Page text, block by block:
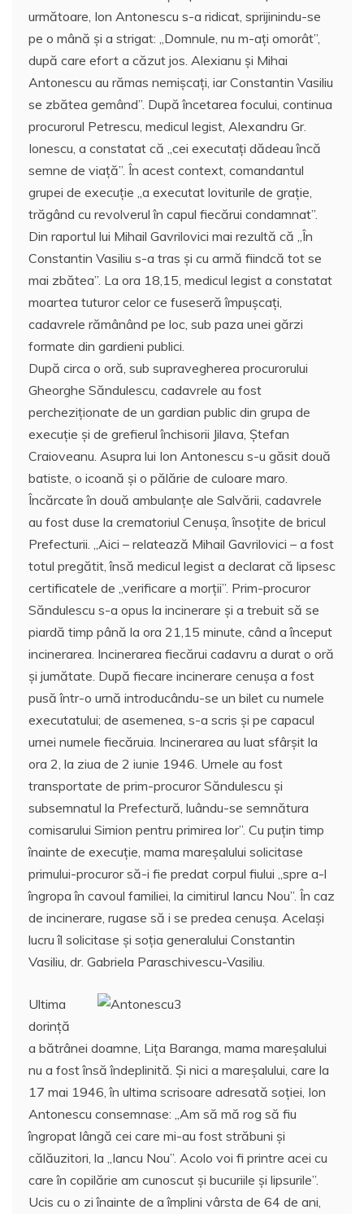
următoare, Ion Antonescu s-a ridicat, sprijinindu-se
pe o mână şi a strigat: ,,Domnule, nu m-aţi omorât”,
după care efort a căzut jos. Alexianu şi Mihai
Antonescu au rămas nemişcaţi, iar Constantin Vasiliu
se zbătea gemând”. După încetarea focului, continua
procurorul Petrescu, medicul legist, Alexandru Gr.
Ionescu, a constatat că ,,cei executaţi dădeau încă
semne de viaţă”. În acest context, comandantul
grupei de execuţie ,,a executat loviturile de graţie,
trăgând cu revolverul în capul fiecărui condamnat”.
Din raportul lui Mihail Gavrilovici mai rezultă că ,,În
Constantin Vasiliu s-a tras şi cu armă fiindcă tot se
mai zbătea”. La ora 18,15, medicul legist a constatat
moartea tuturor celor ce fuseseră împuşcaţi,
cadavrele rămânând pe loc, sub paza unei gărzi
formate din gardieni publici.
După circa o oră, sub supravegherea procurorului
Gheorghe Săndulescu, cadavrele au fost
percheziţionate de un gardian public din grupa de
execuţie şi de grefierul închisorii Jilava, Ştefan
Craioveanu. Asupra lui Ion Antonescu s-u găsit două
batiste, o icoană şi o pălărie de culoare maro.
Încărcate în două ambulanţe ale Salvării, cadavrele
au fost duse la crematoriul Cenuşa, însoţite de bricul
Prefecturii. ,,Aici – relatează Mihail Gavrilovici – a fost
totul pregătit, însă medicul legist a declarat că lipsesc
certificatele de ,,verificare a morţii”. Prim-procuror
Săndulescu s-a opus la incinerare şi a trebuit să se
piardă timp până la ora 21,15 minute, când a început
incinerarea. Incinerarea fiecărui cadavru a durat o oră
şi jumătate. După fiecare incinerare cenuşa a fost
pusă într-o urnă introducându-se un bilet cu numele
executatului; de asemenea, s-a scris şi pe capacul
urnei numele fiecăruia. Incinerarea au luat sfârşit la
ora 2, la ziua de 2 iunie 1946. Urnele au fost
transportate de prim-procuror Săndulescu şi
subsemnatul la Prefectură, luându-se semnătura
comisarului Simion pentru primirea lor”. Cu puţin timp
înainte de execuţie, mama mareşalului solicitase
primului-procuror să-i fie predat corpul fiului ,,spre a-l
îngropa în cavoul familiei, la cimitirul Iancu Nou”. În caz
de incinerare, rugase să i se predea cenuşa. Acelaşi
lucru îl solicitase şi soţia generalului Constantin
Vasiliu, dr. Gabriela Paraschivescu-Vasiliu.
Ultima
dorinţă
a bătrânei doamne, Liţa Baranga, mama mareşalului
nu a fost însă îndeplinită. Şi nici a mareşalului, care la
17 mai 1946, în ultima scrisoare adresată soţiei, Ion
Antonescu consemnase: ,,Am să mă rog să fiu
îngropat lângă cei care mi-au fost străbuni şi
călăuzitori, la ,,Iancu Nou”. Acolo voi fi printre acei cu
care în copilărie am cunoscut şi bucuriile şi lipsurile”.
Ucis cu o zi înainte de a împlini vârsta de 64 de ani,